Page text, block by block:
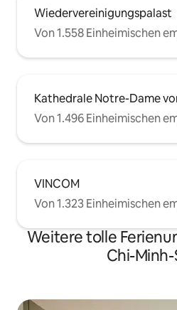
Wiedervereinigungspalast
Von 1.558 Einheimischen
Kathedrale Notre-Dame
Von 1.496 Einheimischen
VINCOM
Von 1.323 Einheimischen
Weitere tolle
Chi-